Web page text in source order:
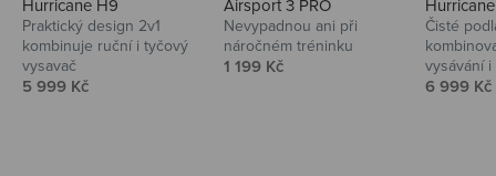
Hurricane H9
Praktický design 2v1
kombinuje ruční i tyčový
vysavač
Prodejní cena
5 999 Kč
Airsport 3 PRO
Nevypadnou ani při
náročném tréninku
Prodejní cena
1 199 Kč
Čisté
vysávání
Prodejní
6 999 Kč